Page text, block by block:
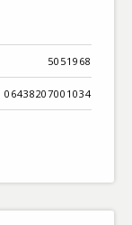
5051968
06438207001034